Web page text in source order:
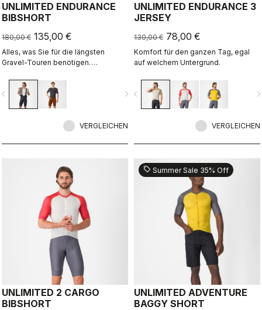
UNLIMITED ENDURANCE
BIBSHORT
180,00 € 135,00 €
Alles, was Sie für die längsten
Gravel-Touren benötigen.
extra Stauraum.
navigate_next
VERGLEICHEN
UNLIMITED ENDURANCE 3
JERSEY
130,00 € 78,00 €
Komfort für den ganzen Tag, egal
auf welchem Untergrund.
navigate_before
VERGLEICHEN
UNLIMITED 2 CARGO
BIBSHORT
sell Summer Sale 35% Off
UNLIMITED ADVENTURE
BAGGY SHORT